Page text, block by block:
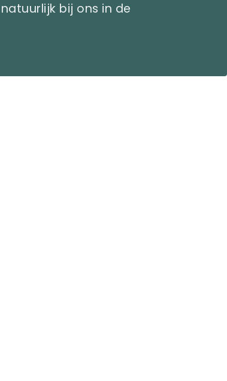
bij ons in de